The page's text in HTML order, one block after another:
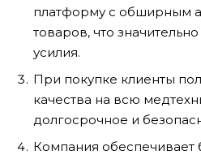
платформу с обширным
товаров, что
усилия.
При покупке клиенты
качества на всю
долгосрочное и
Компания